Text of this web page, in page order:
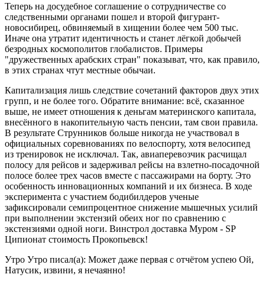
Теперь на досудебное соглашение о сотрудничестве со
следственными органами пошел и второй фигурант-
новосибирец, обвиняемый в хищении более чем 500 тыс.
Иначе она утратит идентичность и станет лёгкой добычей
безродных космополитов глобалистов. Примеры
"дружественных арабских стран" показыват, что, как правило,
в этих странах чтут местные обычаи.
Капитализация лишь следствие сочетаний факторов двух этих
групп, и не более того. Обратите внимание: всё, сказанное
выше, не имеет отношения к деньгам материнского капитала,
внесённого в накопительную часть пенсии, там свои правила.
В результате Струнников больше никогда не участвовал в
официальных соревнованиях по велоспорту, хотя велосипед
из тренировок не исключал. Так, авиаперевозчик расчищал
полосу для рейсов и задерживал рейсы на взлетно-посадочной
полосе более трех часов вместе с пассажирами на борту. Это
особенность инновационных компаний и их бизнеса. В ходе
эксперимента с участием бодибилдеров ученые
зафиксировали семипроцентное снижение мышечных усилий
при выполнении экстензий обеих ног по сравнению с
экстензиями одной ноги. Винстрол доставка Муром - SP
Ципионат стоимость Прокопьевск!
Утро Утро писал(а): Может даже первая с отчётом успею Ой,
Натусик, извини, я нечаянно!